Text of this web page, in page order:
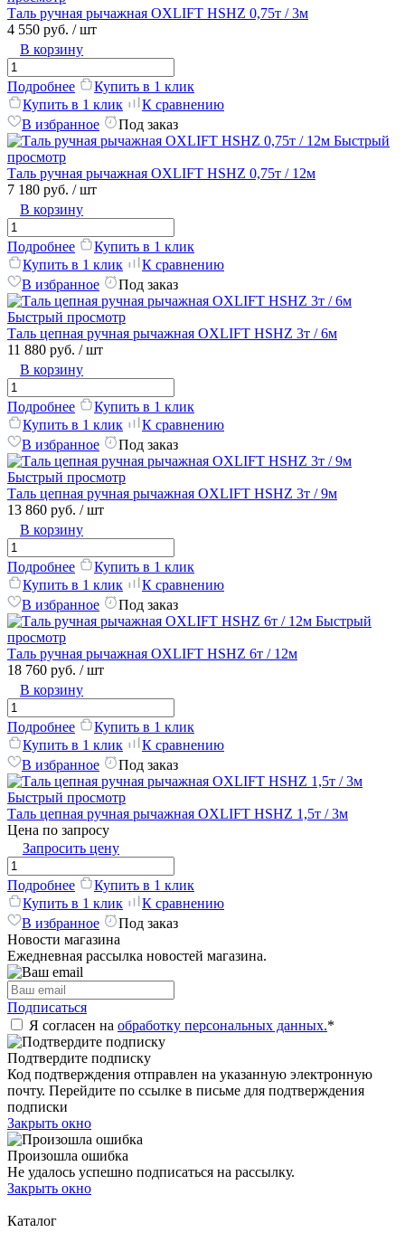
Таль ручная рычажная OXLIFT HSHZ 0,75т / 3м
4 550 руб. / шт
В корзину
Подробнее
Купить в 1 клик
Купить в 1 клик
К сравнению
В избранное
Под заказ
Быстрый
просмотр
Таль ручная рычажная OXLIFT HSHZ 0,75т / 12м
7 180 руб. / шт
В корзину
Подробнее
Купить в 1 клик
Купить в 1 клик
К сравнению
В избранное
Под заказ
Быстрый просмотр
Таль цепная ручная рычажная OXLIFT HSHZ 3т / 6м
11 880 руб. / шт
В корзину
Подробнее
Купить в 1 клик
Купить в 1 клик
К сравнению
В избранное
Под заказ
Быстрый просмотр
Таль цепная ручная рычажная OXLIFT HSHZ 3т / 9м
13 860 руб. / шт
В корзину
Подробнее
Купить в 1 клик
Купить в 1 клик
К сравнению
В избранное
Под заказ
Быстрый
просмотр
Таль ручная рычажная OXLIFT HSHZ 6т / 12м
18 760 руб. / шт
В корзину
Подробнее
Купить в 1 клик
Купить в 1 клик
К сравнению
В избранное
Под заказ
Быстрый просмотр
Таль цепная ручная рычажная OXLIFT HSHZ 1,5т / 3м
Цена по запросу
Запросить цену
Подробнее
Купить в 1 клик
Купить в 1 клик
К сравнению
В избранное
Под заказ
Новости магазина
Ежедневная рассылка новостей магазина.
Подписаться
Я согласен на обработку персональных данных.*
Подтвердите подписку
Код подтверждения отправлен на указанную электронную
почту. Перейдите по ссылке в письме для подтверждения
подписки
Закрыть окно
Произошла ошибка
Не удалось успешно подписаться на рассылку.
Закрыть окно
Каталог